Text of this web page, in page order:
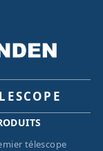
télescope